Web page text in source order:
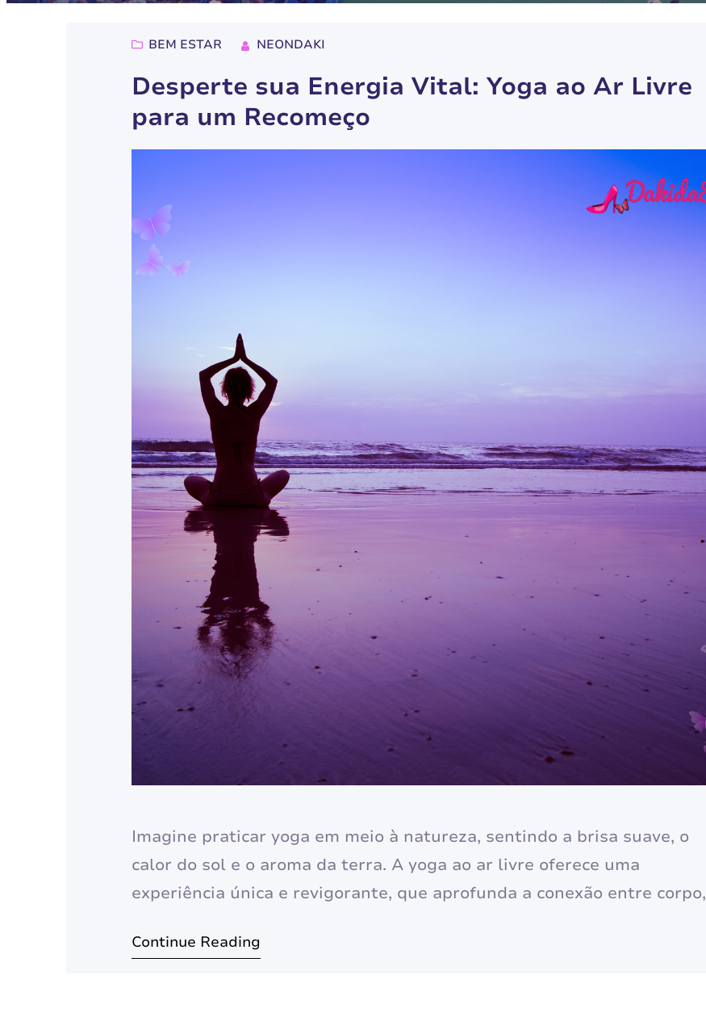
BEM ESTAR NEONDAKI
Desperte sua Energia Vital: Yoga ao Ar Livre
para um Recomeço
Imagine praticar yoga em meio à natureza, sentindo a brisa suave, o
calor do sol e o aroma da terra. A yoga ao ar livre oferece uma
experiência única e revigorante, que aprofunda a conexão entre corpo,
dicas e cuidados para você iniciar sua prática…
Continue Reading